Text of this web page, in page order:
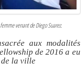
venant de Diego Suarez.
aux modalités
de 2016 a eu
la ville